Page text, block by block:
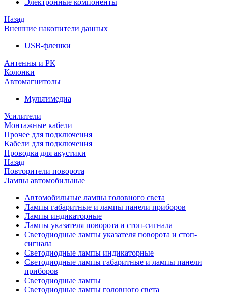
Электронные компоненты
Назад
Внешние накопители данных
USB-флешки
Антенны и РК
Колонки
Автомагнитолы
Мультимедиа
Усилители
Монтажные кабели
Прочее для подключения
Кабели для подключения
Проводка для акустики
Назад
Повторители поворота
Лампы автомобильные
Автомобильные лампы головного света
Лампы габаритные и лампы панели приборов
Лампы индикаторные
Лампы указателя поворота и стоп-сигнала
Светодиодные лампы указателя поворота и стоп-
сигнала
Светодиодные лампы индикаторные
Светодиодные лампы габаритные и лампы панели
приборов
Светодиодные лампы
Светодиодные лампы головного света